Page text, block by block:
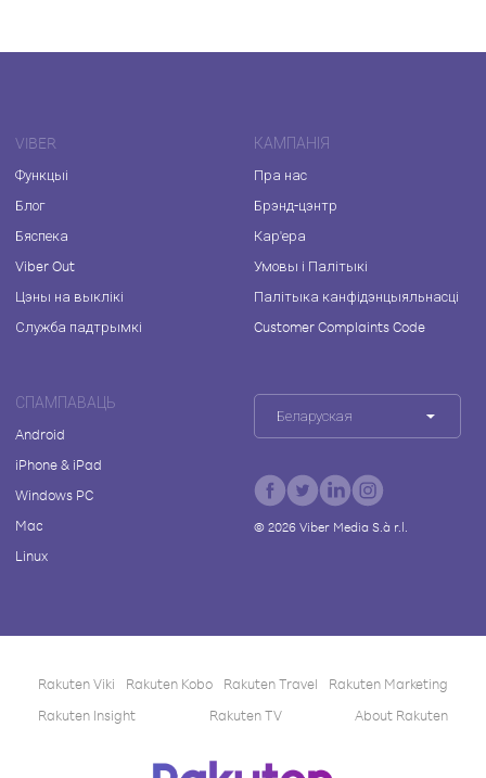
VIBER
Функцыі
Блог
Бяспека
Viber Out
Цэны на выклікі
Служба падтрымкі
КАМПАНІЯ
Пра нас
Брэнд-цэнтр
Кар'ера
Умовы і Палітыкі
Палітыка канфідэнцыяльнасці
Customer Complaints Code
СПАМПАВАЦЬ
Android
iPhone & iPad
Windows PC
Mac
Linux
Беларуская
© 2026Viber Media S.à r.l.
Rakuten Viki Rakuten Kobo Rakuten Travel
Rakuten Marketing
Rakuten Insight
Rakuten TV About Rakuten